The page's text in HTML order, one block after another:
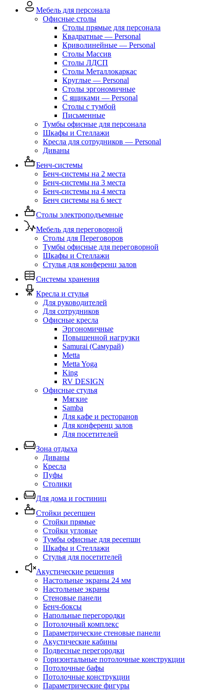
Мебель для персонала
Офисные столы
Столы прямые для персонала
Квадратные — Personal
Криволинейные — Personal
Столы Массив
Столы ЛДСП
Столы Металлокаркас
Круглые — Personal
Столы эргономичные
С ящиками — Personal
Столы с тумбой
Письменные
Тумбы офисные для персонала
Шкафы и Стеллажи
Кресла для сотрудников — Personal
Диваны
Бенч-системы
Бенч-системы на 2 места
Бенч-системы на 3 места
Бенч-системы на 4 места
Бенч системы на 6 мест
Столы электроподъемные
Мебель для переговорной
Столы для Переговоров
Тумбы офисные для переговорной
Шкафы и Стеллажи
Стулья для конференц залов
Системы хранения
Кресла и стулья
Для руководителей
Для сотрудников
Офисные кресла
Эргономичные
Повышенной нагрузки
Samurai (Самурай)
Metta
Metta Yoga
King
RV DESIGN
Офисные стулья
Мягкие
Samba
Для кафе и ресторанов
Для конференц залов
Для посетителей
Зона отдыха
Диваны
Кресла
Пуфы
Столики
Для дома и гостиниц
Стойки ресепшен
Стойки прямые
Стойки угловые
Тумбы офисные для ресепшн
Шкафы и Стеллажи
Стулья для посетителей
Акустические решения
Настольные экраны 24 мм
Настольные экраны
Стеновые панели
Бенч-боксы
Напольные перегородки
Потолочный комплекс
Параметрические стеновые панели
Акустические кабины
Подвесные перегородки
Горизонтальные потолочные конструкции
Потолочные бафы
Потолочные конструкции
Параметрические фигуры